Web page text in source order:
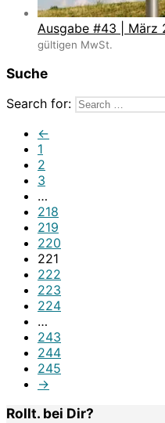
Ausgabe #43 | März
gültigen MwSt.
Suche
Search for:
←
1
2
3
…
218
219
220
221
222
223
224
…
243
244
245
→
Rollt. bei Dir?